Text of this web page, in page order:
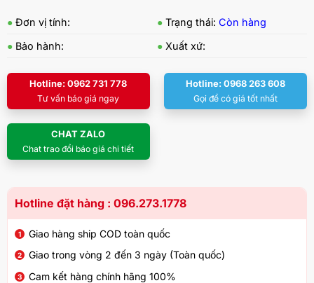
● Đơn vị tính: ● Trạng thái: Còn hàng
● Bảo hành: ● Xuất xứ:
Hotline: 0962 731 778
Tư vấn báo giá ngay
Hotline: 0968 263 608
Gọi để có giá tốt nhất
CHAT ZALO
Chat trao đổi báo giá chi tiết
Hotline đặt hàng : 096.273.1778
Giao hàng ship COD toàn quốc
Giao trong vòng 2 đến 3 ngày (Toàn quốc)
Cam kết hàng chính hãng 100%